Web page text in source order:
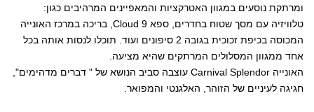
ומרתקת נוסעים במגוון האטרקציות והמאפיינים המרהיבים כגון:
טלוויזיה עם מסך שטוח בחדרים, ספא Cloud 9, בריכה במרכז האונייה
המכוסה בכיפת זכוכית בגובה 2 סיפונים ועוד. תוכלו לנסות אותה בכל
אחד ממגוון המסלולים המרתקים שהיא מציעה.
האונייה Carnival Splendor עוצבה סביב הנושא של " דברים מדהימים",
חגיגה לעיניים של הזוהר, האלגנטי והמפואר.